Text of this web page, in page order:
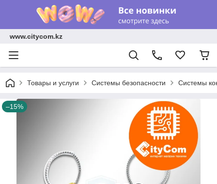
www.citycom.kz
Товары и услуги Системы безопасности Системы
–15%